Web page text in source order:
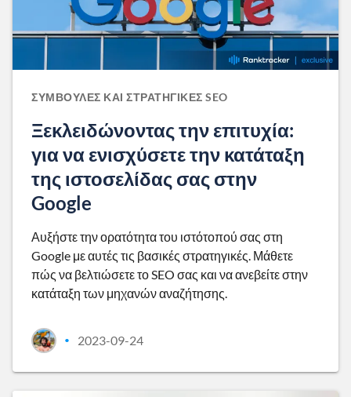
ΣΥΜΒΟΥΛΈΣ ΚΑΙ ΣΤΡΑΤΗΓΙΚΈΣ SEO
Ξεκλειδώνοντας την επιτυχία:
για να ενισχύσετε την κατάταξη
της ιστοσελίδας σας στην
Google
Αυξήστε την ορατότητα του ιστότοπού σας στη
Google με αυτές τις βασικές στρατηγικές. Μάθετε
πώς να βελτιώσετε το SEO σας και να ανεβείτε στην
κατάταξη των μηχανών αναζήτησης.
• 2023-09-24